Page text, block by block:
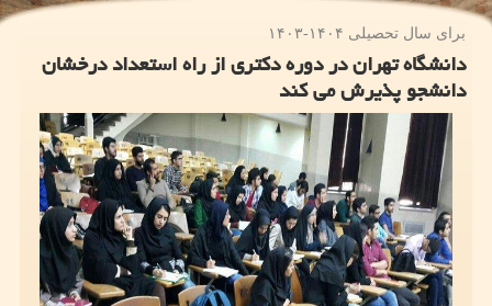
برای سال تحصیلی ۱۴۰۴-۱۴۰۳
دانشگاه تهران در دوره دکتری از راه استعداد درخشان
دانشجو پذیرش می کند